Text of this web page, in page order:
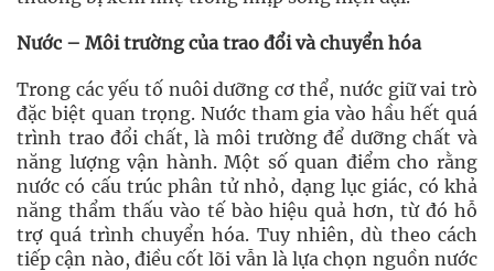
Nước – Môi trường của trao đổi và chuyển hóa
Trong các yếu tố nuôi dưỡng cơ thể, nước giữ vai trò
đặc biệt quan trọng. Nước tham gia vào hầu hết quá
trình trao đổi chất, là môi trường để dưỡng chất và
năng lượng vận hành. Một số quan điểm cho rằng
nước có cấu trúc phân tử nhỏ, dạng lục giác, có khả
năng thẩm thấu vào tế bào hiệu quả hơn, từ đó hỗ
trợ quá trình chuyển hóa. Tuy nhiên, dù theo cách
tiếp cận nào, điều cốt lõi vẫn là lựa chọn nguồn nước